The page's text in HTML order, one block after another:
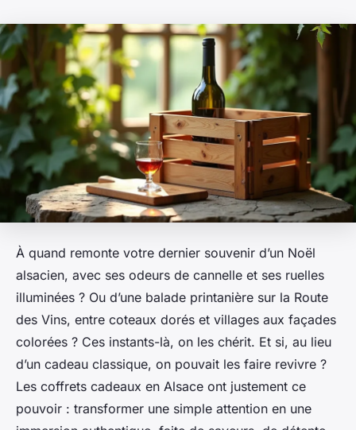
À quand remonte votre dernier souvenir d’un Noël
alsacien, avec ses odeurs de cannelle et ses ruelles
illuminées ? Ou d’une balade printanière sur la Route
des Vins, entre coteaux dorés et villages aux façades
colorées ? Ces instants-là, on les chérit. Et si, au lieu
d’un cadeau classique, on pouvait les faire revivre ?
Les coffrets cadeaux en Alsace ont justement ce
pouvoir : transformer une simple attention en une